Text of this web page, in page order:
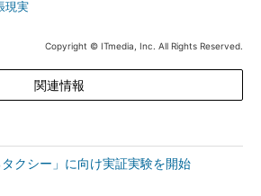
現実
Copyright © ITmedia, Inc. All Rights Reserved.
関連情報
タクシー」に向け実証実験を開始